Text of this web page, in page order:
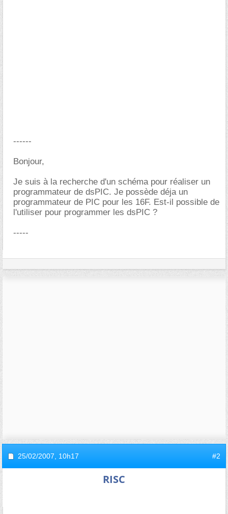
------
Bonjour,
Je suis à la recherche d'un schéma pour réaliser un
programmateur de dsPIC. Je possède déja un
programmateur de PIC pour les 16F. Est-il possible de
l'utiliser pour programmer les dsPIC ?
-----
25/02/2007, 10h17 #2
RISC